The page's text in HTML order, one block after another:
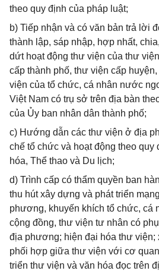
theo quy định của pháp luật;
b) Tiếp nhận và có văn bản trả lời
thành lập, sáp nhập, hợp nhất,
dứt hoạt động thư viện của thư
cấp thành phố, thư viện cấp
viện của tổ chức, cá nhân nước
Việt Nam có trụ sở trên địa bàn
của Ủy ban nhân dân thành phố;
c) Hướng dẫn các thư viện ở địa
chế tổ chức và hoạt động theo quy
hóa, Thể thao và Du lịch;
d) Trình cấp có thẩm quyền ban
thu hút xây dựng và phát triển
phương, khuyến khích tổ chức, cá
cộng đồng, thư viện tư nhân có
địa phương; hiện đại hóa thư viện;
phối hợp giữa thư viện với cơ
triển thư viện và văn hóa đọc trên